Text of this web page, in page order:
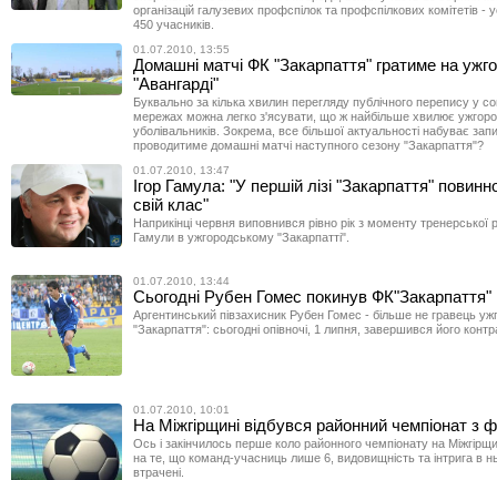
організацій галузевих профспілок та профспілкових комітетів -
450 учасників.
01.07.2010, 13:55
Домашні матчі ФК "Закарпаття" гратиме на
"Авангарді"
Буквально за кілька хвилин перегляду публічного перепису у
мережах можна легко з'ясувати, що ж найбільше хвилює
уболівальників. Зокрема, все більшої актуальності набуває
проводитиме домашні матчі наступного сезону "Закарпаття"?
01.07.2010, 13:47
Ігор Гамула: "У першій лізі "Закарпаття"
свій клас"
Наприкінці червня виповнився рівно рік з моменту тренерської
Гамули в ужгородському "Закарпатті".
01.07.2010, 13:44
Сьогодні Рубен Гомес покинув ФК"Закарпаття"
Аргентинський півзахисник Рубен Гомес - більше не гравець
"Закарпаття": сьогодні опівночі, 1 липня, завершився його
01.07.2010, 10:01
На Міжгірщині відбувся районний чемпіонат з
Ось і закінчилось перше коло районного чемпіонату на
на те, що команд-учасниць лише 6, видовищність та інтрига в
втрачені.